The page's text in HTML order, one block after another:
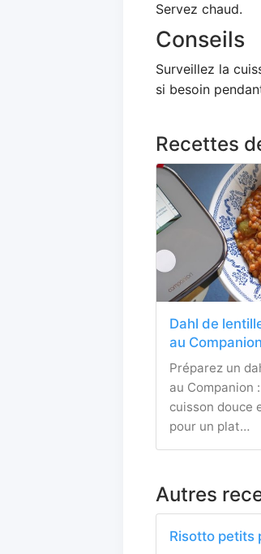
Servez chaud.
Conseils
Surveillez la
si besoin
Recettes
Dahl de
au Companion
Préparez un
au Companion
cuisson douce
pour un plat…
Autres
Risotto petits